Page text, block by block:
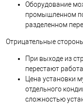
Оборудование
промышленном
разделенном
Отрицательные
При выходе из
перестают
Цена установки
отдельного
сложностью